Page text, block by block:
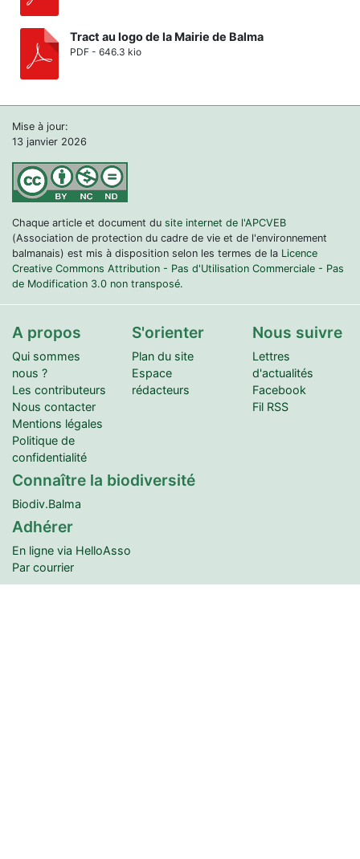
Tract au logo de la Mairie de Balma
PDF - 646.3 kio
Mise à jour:
13 janvier 2026
Chaque article et document du site internet de l'APCVEB
(Association de protection du cadre de vie et de l'environnement
balmanais) est mis à disposition selon les termes de la Licence
Creative Commons Attribution - Pas d'Utilisation Commerciale - Pas
de Modification 3.0 non transposé.
A propos
Qui sommes
nous ?
Les contributeurs
Nous contacter
Mentions légales
Politique de
confidentialité
S'orienter
Plan du site
Espace
rédacteurs
Nous suivre
Lettres
d'actualités
Facebook
Fil RSS
Connaître la biodiversité
Biodiv.Balma
Adhérer
En ligne via HelloAsso
Par courrier